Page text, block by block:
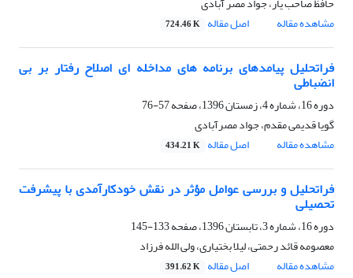
مشاهده مقاله
اصل مقاله 724.46 K
فراتحلیل پیامدهای برنامه های مداخله ای اصلاح رفتار بر بی
انضباطی
دوره 16، شماره 4، زمستان 1396، صفحه
57-76
گویا قدیمی مقدم، جواد مصرآبادی
مشاهده مقاله
اصل مقاله 434.21 K
فراتحلیل و بررسی عوامل مؤثر در نقش خودکارآمدی با پیشرفت
تحصیلی
دوره 16، شماره 3، تابستان 1396، صفحه
133-145
معصومه قائد رحمتی، لیلا بختیاری، ولی الله فرزاد
مشاهده مقاله
اصل مقاله 391.62 K